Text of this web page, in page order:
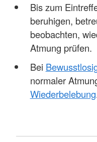
Bis zum
beruhigen,
beobachten,
Atmung prüfen.
Bei
normaler
Wiederbelebung